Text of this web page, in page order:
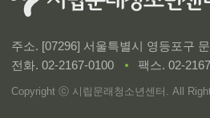
주소. [07296] 서울특별시 영등포구
전화. 02-2167-0100 팩스. 02-
Copyright ⓒ 시립문래청소년센터. All